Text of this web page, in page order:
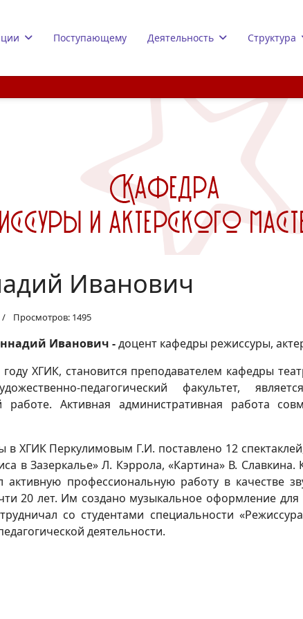
Поступающему Деятельность Структура
Иванович
Просмотров: 1495
Иванович -доцент кафедры режиссуры,
ХГИК, становится преподавателем кафедры
педагогический факультет,
работе. Активная административная работа
в ХГИК Перкулимовым Г.И. поставлено 12
в Зазеркалье» Л. Кэррола, «Картина» В. Славкина.
активную профессиональную работу в качестве
20 лет. Им создано музыкальное оформление для
со студентами специальности
деятельности.